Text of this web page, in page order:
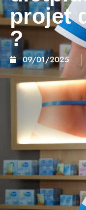
projet
?
09/01/2025